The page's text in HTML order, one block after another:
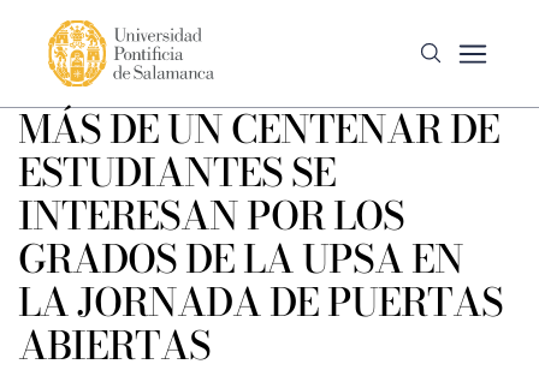
MÁS DE UN CENTENAR DE
ESTUDIANTES SE
INTERESAN POR LOS
GRADOS DE LA UPSA EN
LA JORNADA DE PUERTAS
ABIERTAS